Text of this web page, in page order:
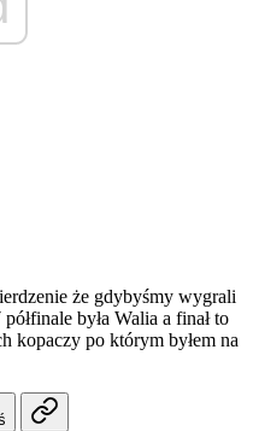
że gdybyśmy wygrali
była Walia a finał to
kopaczy po którym byłem na